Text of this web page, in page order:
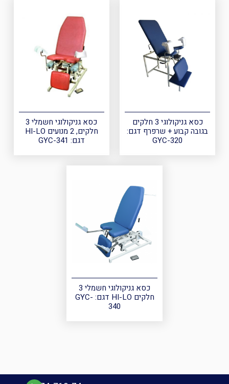
כסא גניקולוגי 3 חלקים
בגובה קבוע + שרפרף דגם:
GYC-320
כסא גניקולוגי חשמלי 3
חלקים, 2 מנועים HI-LO
דגם: GYC-341
כסא גניקולוגי חשמלי 3
חלקים HI-LO דגם: GYC-
340